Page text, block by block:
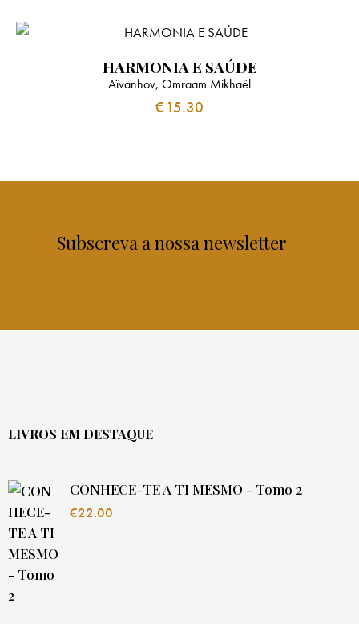
HARMONIA E SAÚDE
Aïvanhov, Omraam Mikhaël
€15.30
Subscreva a nossa newsletter
LIVROS EM DESTAQUE
CONHECE-TE A TI MESMO - Tomo 2
€22.00